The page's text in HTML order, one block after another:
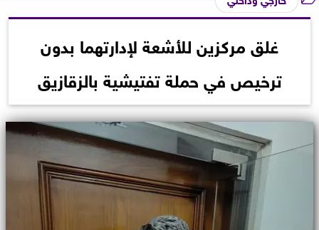
غلق مركزين للأشعة لإدارتهما بدون
ترخيص في حملة تفتيشية بالزقازيق